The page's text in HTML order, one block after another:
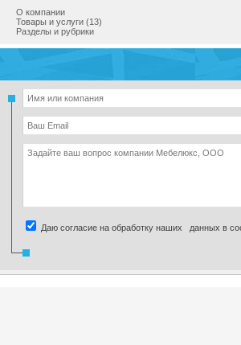
О компании
Товары и услуги (13)
Разделы и рубрики
Даю согласие на обработку наших данных в